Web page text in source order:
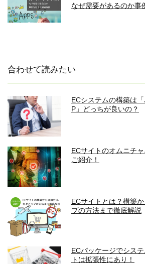
なぜ需要があるのか事
合わせて読みたい
ECシステムの構築は
P」どっちが良いの？
ECサイトのオムニチ
ご紹介！
ECサイトとは？構築
プの方法まで徹底解説
ECパッケージでシス
トは拡張性にあり！